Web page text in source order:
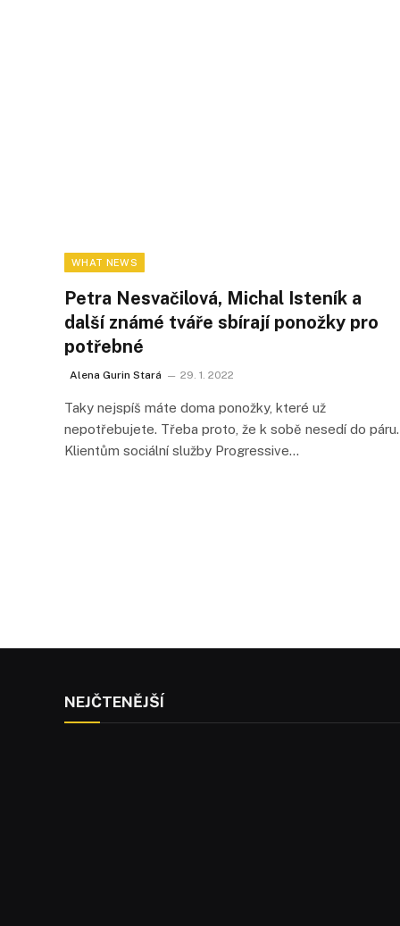
WHAT NEWS
Petra Nesvačilová, Michal Isteník a
další známé tváře sbírají ponožky pro
potřebné
Alena Gurin Stará 29. 1. 2022
Taky nejspíš máte doma ponožky, které už
nepotřebujete. Třeba proto, že k sobě nesedí do páru.
Klientům sociální služby Progressive…
NEJČTENĚJŠÍ